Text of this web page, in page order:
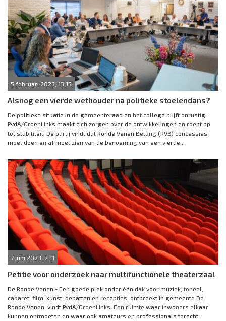
5 februari 2025, 13:15
Alsnog een vierde wethouder na politieke stoelendans?
De politieke situatie in de gemeenteraad en het college blijft onrustig.
PvdA/GroenLinks maakt zich zorgen over de ontwikkelingen en roept op
tot stabiliteit. De partij vindt dat Ronde Venen Belang (RVB) concessies
moet doen en af moet zien van de benoeming van een vierde...
7 juni 2023, 2:11
Petitie voor onderzoek naar multifunctionele theaterzaal
De Ronde Venen - Een goede plek onder één dak voor muziek, toneel,
cabaret, film, kunst, debatten en recepties, ontbreekt in gemeente De
Ronde Venen, vindt PvdA/GroenLinks. Een ruimte waar inwoners elkaar
kunnen ontmoeten en waar ook amateurs en professionals terecht